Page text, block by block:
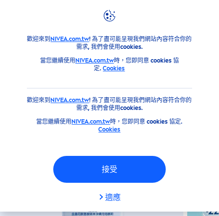
歡迎來到 NIVEA.com.tw! 為了盡可能呈現我們網站內容符合你的
需求, 我們會使用cookies.
當您繼續使用 NIVEA.com.tw時，您即同意 cookies 協
定.Cookies
歡迎來到 NIVEA.com.tw! 為了盡可能呈現我們網站內容符合你的
需求, 我們會使用cookies.
當您繼續使用 NIVEA.com.tw時，您即同意 cookies 協定.
Cookies
接受
適應
產品 臉部 清潔 潔面產品 妮維雅金盞花胺基酸微米泡
妮維雅金盞花胺基酸微米泡泡慕
斯-舒緩修護180ML